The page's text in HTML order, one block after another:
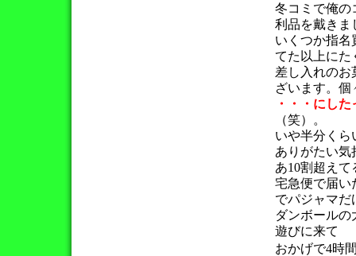
冬コミで俺の
利品を戴きま
いくつか指名
てた以上にた
差し入れのお
ざいます。個
・・・にし
（笑）。
いや半分くら
ありがたい気
あ10割超えて
宅急便で届い
でパジャマだ
ダンボール
遊びに来て
おかげで4時